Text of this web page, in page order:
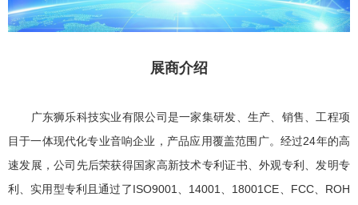
展商介绍
广东狮乐科技实业有限公司是一家集研发、生产、销售、工程项
目于一体现代化专业音响企业，产品应用覆盖范围广。经过24年的高
速发展，公司先后荣获得国家高新技术专利证书、外观专利、发明专
利、实用型专利且通过了ISO9001、14001、18001CE、FCC、ROH